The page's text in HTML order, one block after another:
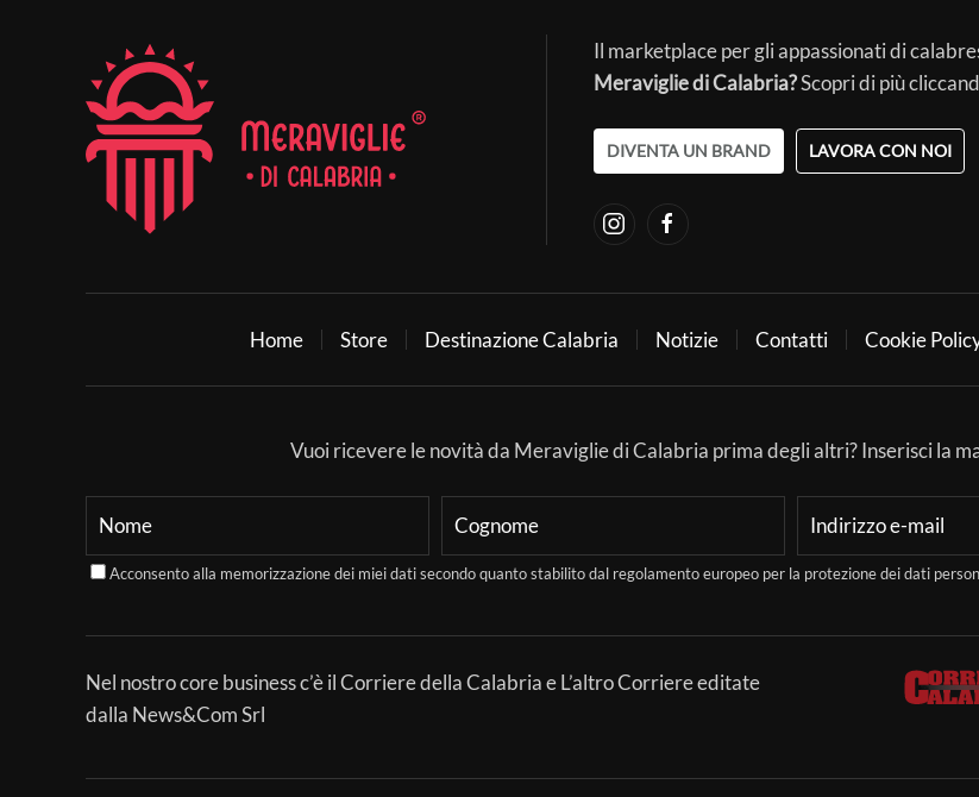
Il marketplace per gli appassionati di
Meraviglie di Calabria?Scopri di più
DIVENTA UN BRAND LAVORA CON NOI
Home Store Destinazione Calabria Notizie Contatti Cookie
Vuoi ricevere le novità da Meraviglie di Calabria prima degli altri? Inserisci la
Acconsento alla memorizzazione dei miei dati secondo quanto stabilito dal regolamento europeo per la protezione dei dati
Nel nostro core business c’è il Corriere della Calabria e L’altro Corriere editate
dalla News&Com Srl